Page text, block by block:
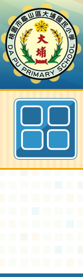
最新消息
訊網